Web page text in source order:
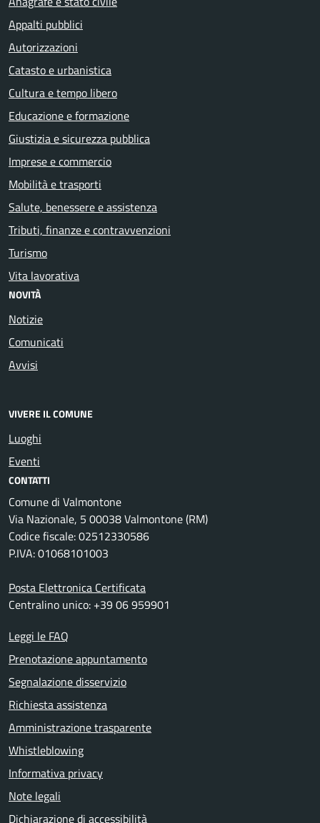
Appalti pubblici
Autorizzazioni
Catasto e urbanistica
Cultura e tempo libero
Educazione e formazione
Giustizia e sicurezza pubblica
Imprese e commercio
Mobilità e trasporti
Salute, benessere e assistenza
Tributi, finanze e contravvenzioni
Turismo
Vita lavorativa
NOVITÀ
Notizie
Comunicati
Avvisi
VIVERE IL COMUNE
Luoghi
Eventi
CONTATTI
Comune di Valmontone
Via Nazionale, 5 00038 Valmontone (RM)
Codice fiscale: 02512330586
P.IVA: 01068101003
Posta Elettronica Certificata
Centralino unico: +39 06 959901
Leggi le FAQ
Prenotazione appuntamento
Segnalazione disservizio
Richiesta assistenza
Amministrazione trasparente
Whistleblowing
Informativa privacy
Note legali
Dichiarazione di accessibilità